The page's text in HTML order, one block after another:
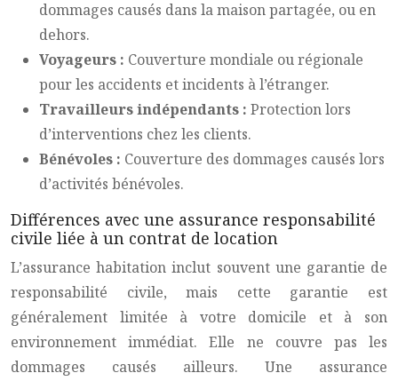
dommages causés dans la maison partagée, ou en
dehors.
Voyageurs : Couverture mondiale ou régionale
pour les accidents et incidents à l’étranger.
Travailleurs indépendants : Protection lors
d’interventions chez les clients.
Bénévoles : Couverture des dommages causés lors
d’activités bénévoles.
Différences avec une assurance responsabilité
civile liée à un contrat de location
L’assurance habitation inclut souvent une garantie de
responsabilité civile, mais cette garantie est
généralement limitée à votre domicile et à son
environnement immédiat. Elle ne couvre pas les
dommages causés ailleurs. Une assurance